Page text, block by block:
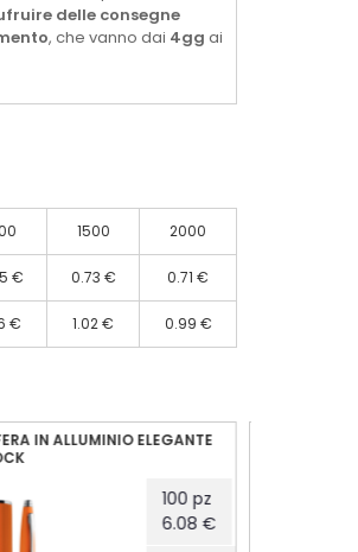
delle consegne
, che vanno dai 4gg ai
1500 2000
€ 0.73 € 0.71 €
€ 1.02 € 0.99 €
PERSONALIZZABILE
DUAL
100 pz
1.29 €